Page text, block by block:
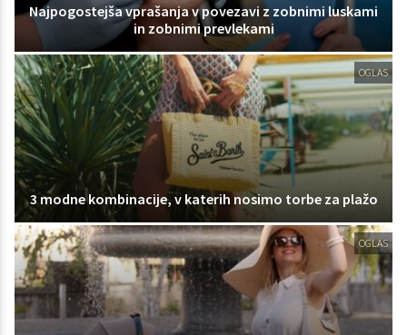
Najpogostejša vprašanja v povezavi z zobnimi luskami
in zobnimi prevlekami
OGLAS
3 modne kombinacije, v katerih nosimo torbe za plažo
OGLAS